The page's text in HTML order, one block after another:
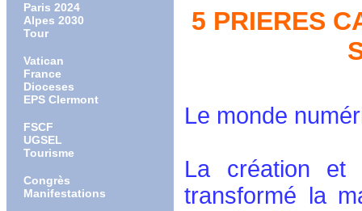
Paris 2024
Alpes 2030
Tour
Vatican
France
Dioceses
EPS Clermont
FSCF
UGSEL
Tourisme
Congrès
Manifestations
5 PRIERES
Le monde
La création et
transformé la